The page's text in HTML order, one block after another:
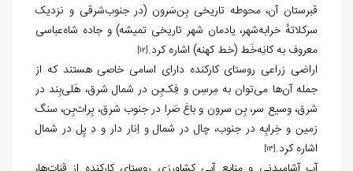
قبرستان آن، محوطه تاریخی بِن‌سَرون (در جنوب‌شرقی و نزدیک
سرکلاتهٔ خرابه‌شهر، یادمان شهر تاریخی تمیشه) و جاده شاه‌عباسی
معروف به کانِه‌خَط (خط کهنه) اشاره کرد.[12]
اراضی زراعی روستای کارکنده دارای اسامی خاصی هستند که از
جمله آن‌ها می‌توان به مِرسِن و فِک‌بِن در شمال شرق، هَلی‌بِند در
شرق، وسیع سر، بِن سرون و باغ صَرا در جنوب شرق، بِرات‌بِن، سنگ
زمین و خِرابِه در جنوب، چال در شمال و اِنار دار و دِ پِل در شمال
اشاره کرد.[13]